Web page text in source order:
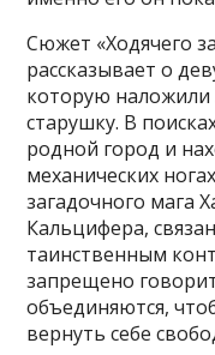
Сюжет «Ходячего
рассказывает о
которую наложили
старушку. В
родной город и
механических
загадочного мага
Кальцифера,
таинственным
запрещено
объединяются,
вернуть себе